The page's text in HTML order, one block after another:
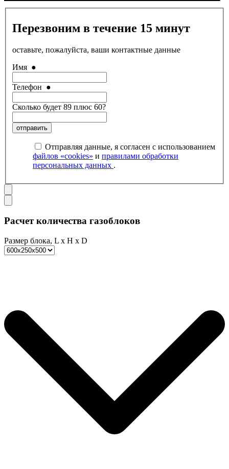
Перезвоним в течение 15 минут
оставьте, пожалуйста, ваши контактные данные
Имя ●
Телефон ●
Сколько будет 89 плюс 60?
отправить
Отправляя данные, я согласен с использованием
файлов «cookies» и правилами обработки
персональных данных .
Расчет количества газоблоков
Размер блока, L x H x D